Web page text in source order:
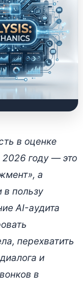
в оценке
году — это
а
в пользу
AI-аудита
перехватить
и
в